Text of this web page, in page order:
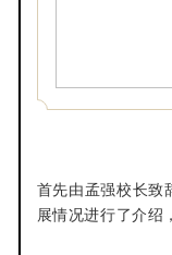
首先由孟强校长致
展情况进行了介绍